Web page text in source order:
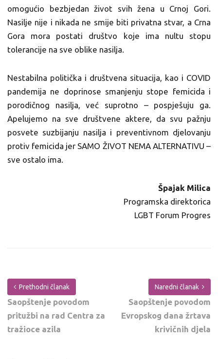
omogućio bezbjedan život svih žena u Crnoj Gori.
Nasilje nije i nikada ne smije biti privatna stvar, a Crna
Gora mora postati društvo koje ima nultu stopu
tolerancije na sve oblike nasilja.
Nestabilna politička i društvena situacija, kao i COVID
pandemija ne doprinose smanjenju stope femicida i
porodičnog nasilja, već suprotno – pospješuju ga.
Apelujemo na sve društvene aktere, da svu pažnju
posvete suzbijanju nasilja i preventivnom djelovanju
protiv femicida jer SAMO ŽIVOT NEMA ALTERNATIVU –
sve ostalo ima.
Špajak Milica
Programska direktorica
LGBT Forum Progres
Prethodni članak
Saopštenje povodom
pritužbi na rad Centra za
tražioce azila
Naredni članak
Saopštenje povodom
Evropskog dana žrtava
krivičnih djela